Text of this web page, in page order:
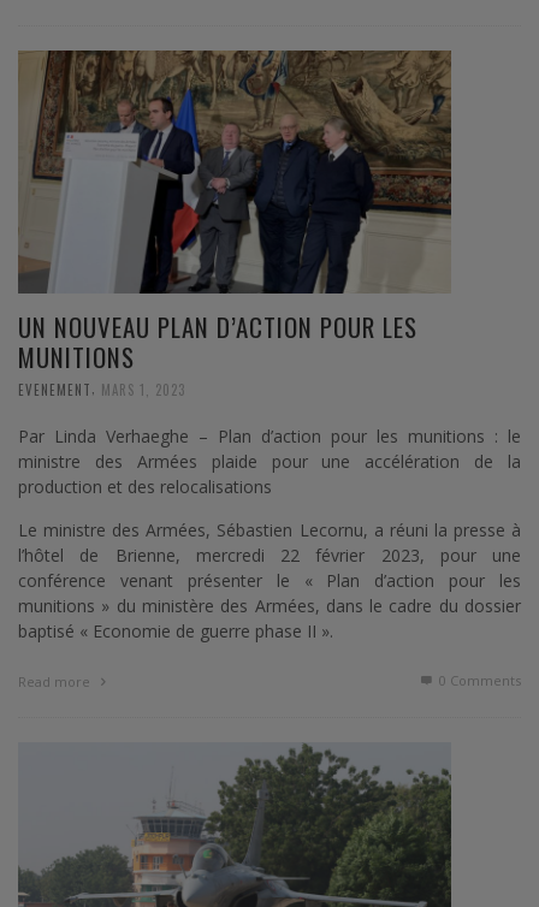
UN NOUVEAU PLAN D’ACTION POUR LES
MUNITIONS
EVENEMENT MARS 1, 2023
Par Linda Verhaeghe – Plan d’action pour les munitions : le
ministre des Armées plaide pour une accélération de la
production et des relocalisations
Le ministre des Armées, Sébastien Lecornu, a réuni la presse à
l’hôtel de Brienne, mercredi 22 février 2023, pour une
conférence venant présenter le « Plan d’action pour les
munitions » du ministère des Armées, dans le cadre du dossier
baptisé « Economie de guerre phase II ».
Read more 0 Comments